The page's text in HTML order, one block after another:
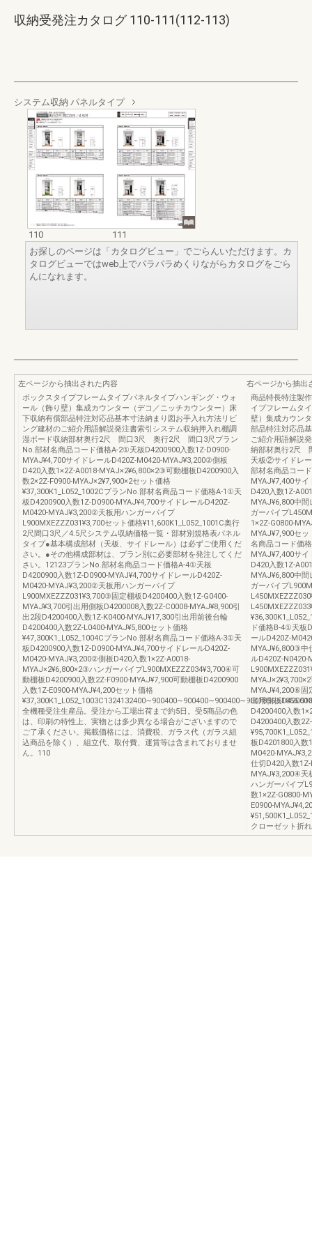
収納受発注カタログ 110-111(112-113)
システム収納 パネルタイプ
110
111
お探しのページは「カタログビュー」でごらんいただけます。カ
タログビューではweb上でパラパラめくりながらカタログをごら
んになれます。
左ページから抽出された内容
ボックスタイプフレームタイプパネルタイプハンギング・ウォ
ール（飾り壁）集成カウンター（デコ／ニッチカウンター）床
下収納有償部品特注対応品基本寸法納まり図お手入れ方法リビ
ング建材のご紹介用語解説発注書索引システム収納押入れ棚調
湿ボード収納部材奥行2尺 間口3尺 奥行2尺 間口3尺プラン
No.部材名商品コード価格A-2①天板D4200900入数1Z-D0900-
MYAJ¥4,700サイドレールD420Z-M0420-MYAJ¥3,200②側板
D420入数1×2Z-A0018-MYAJ×2¥6,800×2③可動棚板D4200900入
数2×2Z-F0900-MYAJ×2¥7,900×2セット価格
¥37,300K1_L052_1002CプランNo.部材名商品コード価格A-1①天
板D4200900入数1Z-D0900-MYAJ¥4,700サイドレールD420Z-
M0420-MYAJ¥3,200②天板用ハンガーパイプ
L900MXEZZZ031¥3,700セット価格¥11,600K1_L052_1001C奥行
2尺間口3尺／4.5尺システム収納価格一覧・部材別規格表パネル
タイプ●基本構成部材（天板、サイドレール）は必ずご使用くだ
さい。●その他構成部材は、プラン別に必要部材を発注してくだ
さい。12123プランNo.部材名商品コード価格A-4①天板
D4200900入数1Z-D0900-MYAJ¥4,700サイドレールD420Z-
M0420-MYAJ¥3,200②天板用ハンガーパイプ
L900MXEZZZ031¥3,700③固定棚板D4200400入数1Z-G0400-
MYAJ¥3,700引出用側板D4200008入数2Z-C0008-MYAJ¥8,900引
出2段D4200400入数1Z-K0400-MYAJ¥17,300引出用前後台輪
D4200400入数2Z-L0400-MYAJ¥5,800セット価格
¥47,300K1_L052_1004CプランNo.部材名商品コード価格A-3①天
板D4200900入数1Z-D0900-MYAJ¥4,700サイドレールD420Z-
M0420-MYAJ¥3,200②側板D420入数1×2Z-A0018-
MYAJ×2¥6,800×2③ハンガーパイプL900MXEZZZ034¥3,700④可
動棚板D4200900入数2Z-F0900-MYAJ¥7,900可動棚板D4200900
入数1Z-E0900-MYAJ¥4,200セット価格
全機種受注生産品。受注から工場出荷まで約5日。受5商品の色
は、印刷の特性上、実物とは多少異なる場合がございますので
ご了承ください。掲載価格には、消費税、ガラス代（ガラス組
込商品を除く）、組立代、取付費、運賃等は含まれておりませ
ん。110
右ページから抽出
商品特長特注製
イプフレームタ
壁）集成カウン
部品特注対応品
ご紹介用語解説
納部材奥行2尺
天板②サイドレ
部材名商品コー
MYAJ¥7,400サ
D420入数1Z-
MYAJ¥6,800中
ガーパイプ
1×2Z-G0800-
MYAJ¥7,900セッ
名商品コード価
MYAJ¥7,400サ
D420入数1Z-
MYAJ¥6,800中
ガーパイプ
ド価格B-4①天板
ールD420Z-
MYAJ¥6,800③中
ルD420Z-
MYAJ¥4,200⑥固
出用側板
D4200400入数
D4200400入数
板D4201800入数
M0420-
仕切D420入数
MYAJ¥3,200④天
ハンガーパイプ
数1×2Z-G0800-
E0900-
クローゼット折